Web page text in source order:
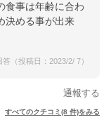
食事は年齢に合わ
決める事が出来
（投稿日：2023/2/ 7）
通報する
すべてのクチコミ(8 件)をみる